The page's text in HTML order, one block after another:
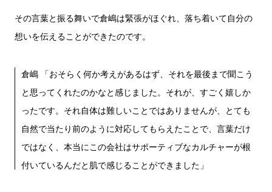
その言葉と振る舞いで倉嶋は緊張がほぐれ、落ち着いて自分の
想いを伝えることができたのです。
倉嶋 「おそらく何か考えがあるはず、それを最後まで聞こう
と思ってくれたのかなと感じました。それが、すごく嬉しか
ったです。それ自体は難しいことではありませんが、とても
自然で当たり前のように対応してもらえたことで、言葉だけ
ではなく、本当にこの会社はサポーティブなカルチャーが根
付いているんだと肌で感じることができました」